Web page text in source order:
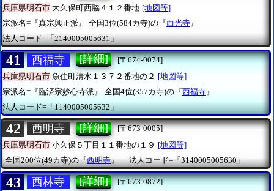
兵庫県明石市 大久保町西脇４１２番地 [地図等]
宗派名=『真宗興正派』
全国3位(584カ寺)の『西光寺 』
法人コード=「2140005005631」
41 西福寺 [詳細]
[〒674-0074]
兵庫県明石市 魚住町清水１３７２番地の２ [地図等]
宗派名=『臨済宗妙心寺派』
全国4位(357カ寺)の『西福寺』
法人コード=「1140005005632」
42 西明寺 [詳細]
[〒673-0005]
兵庫県明石市 小久保５丁目１１番地の１９ [地図等]
全国200位(49カ寺)の『西明寺』 法人コード=「3140005005630」
43 西林寺 [詳細]
[〒673-0872]